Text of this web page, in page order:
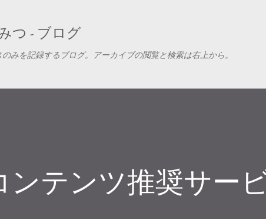
つ - ブログ
みを記録するブログ。アーカイブの閲覧と検索は右上から。
ンテンツ推奨サー